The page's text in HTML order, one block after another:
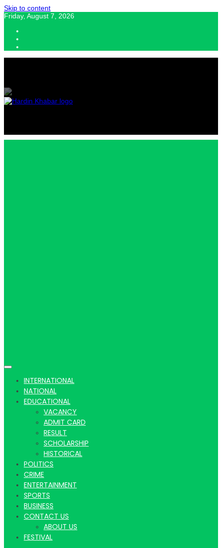
Skip to content
Friday, August 7, 2026
Latest
Hindi
News
INTERNATIONAL
NATIONAL
EDUCATIONAL
VACANCY
ADMIT CARD
RESULT
SCHOLARSHIP
HISTORICAL
POLITICS
CRIME
ENTERTAINMENT
SPORTS
BUSINESS
CONTACT US
ABOUT US
FESTIVAL